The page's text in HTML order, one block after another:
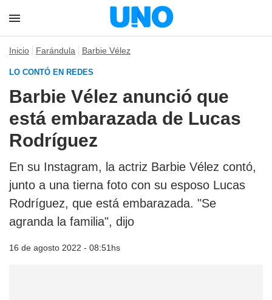
Inicio Farándula Barbie Vélez
LO CONTÓ EN REDES
Barbie Vélez anunció que
está embarazada de Lucas
Rodríguez
En su Instagram, la actriz Barbie Vélez contó,
junto a una tierna foto con su esposo Lucas
Rodríguez, que está embarazada. "Se
agranda la familia", dijo
16 de agosto 2022 - 08:51hs